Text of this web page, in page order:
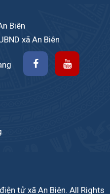
Biên
xã An Biên
tử xã An Biên. All Rights